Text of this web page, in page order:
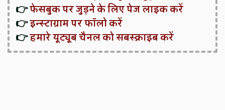
👉फेसबुक पर जुड़ने के लिए पेज लाइक करें
👉इन्स्टाग्राम पर फॉलो करें
👉हमारे यूट्यूब चैनल को सबस्क्राइब करें